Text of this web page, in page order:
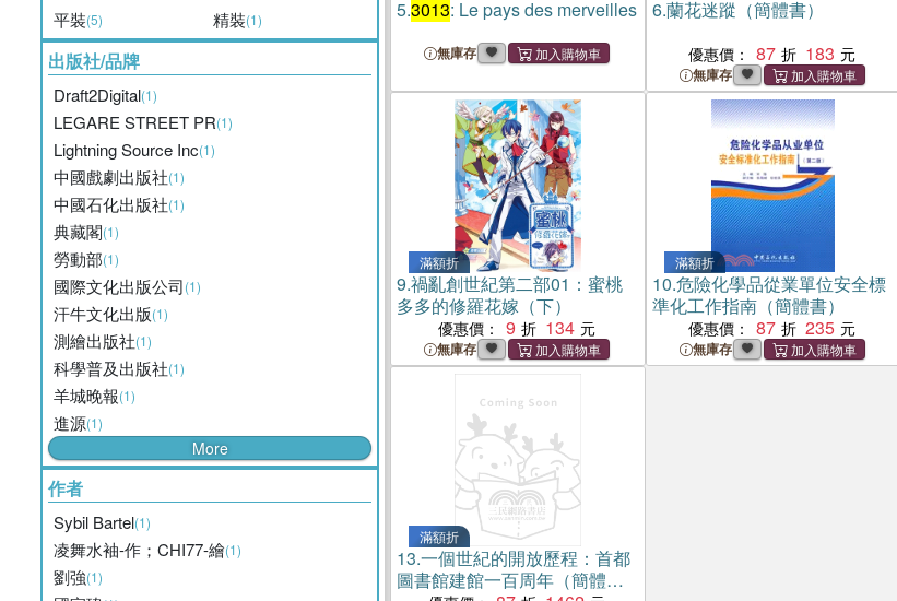
平裝(5) 精裝(1)
出版社/品牌
Draft2Digital(1)
LEGARE STREET PR(1)
Lightning Source Inc(1)
中國戲劇出版社(1)
中國石化出版社(1)
典藏閣(1)
勞動部(1)
國際文化出版公司(1)
汗牛文化出版(1)
測繪出版社(1)
科學普及出版社(1)
羊城晚報(1)
進源(1)
More
作者
Sybil Bartel(1)
凌舞水袖-作；CHI77-繪(1)
劉強(1)
5.3013: Le pays des merveilles
無庫存
6.蘭花迷蹤（簡體書）
優惠價： 87 183
無庫存
滿額折
9.禍亂創世紀第二部01：蜜桃
多多的修羅花嫁（下）
優惠價： 9 134
無庫存
滿額折
10.危險化學品從業單位安全標
準化工作指南（簡體書）
優惠價： 87 235
無庫存
滿額折
13.一個世紀的開放歷程：首都
圖書館建館一百周年（簡體